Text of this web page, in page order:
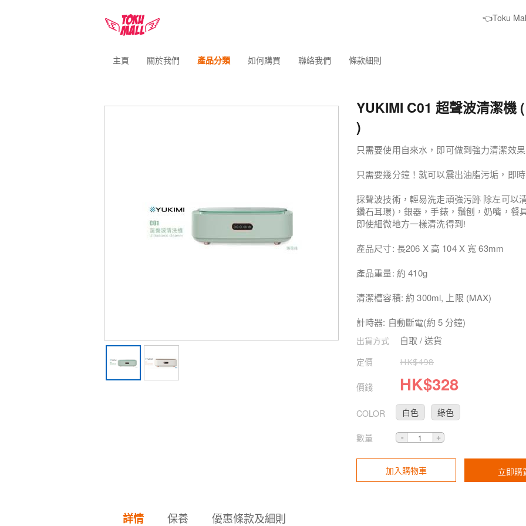
👈Toku
主頁 關於我們 產品分類 如何購買 聯絡我們 條款細則
YUKIMI C01 超聲波清潔機
)
只需要使用自來水，即可做到強力清潔效果
只需要幾分鐘！就可以震出油脂污垢，即時
採聲波技術，輕易洗走頑強污跡 除左可以
鑽石耳環)，銀器，手錶，鬚刨，奶嘴，餐
即使細微地方一樣清洗得到!
產品尺寸: 長206 X 高 104 X 寬 63mm
產品重量: 約 410g
清潔槽容積: 約 300ml, 上限 (MAX)
計時器: 自動斷電(約 5 分鐘)
出貨方式 自取 / 送貨
定價 HK$498
價錢 HK$328
COLOR 白色 綠色
數量
加入購物車 立即購
詳情 保養 優惠條款及細則